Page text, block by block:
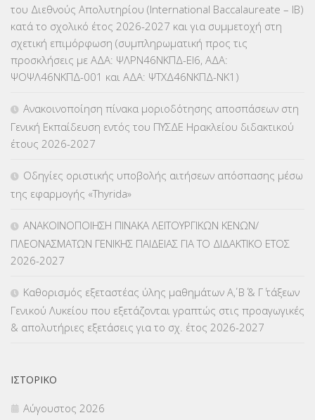
ΕΥΡΩΠΑΪΚΑ ΠΡΟΓΡΑΜΜΑΤΑ(230)
ΚΕΣΥ (60)
ΚΕΣΥΠ(109)
ΚΠγ – ΚΡΑΤΙΚΟ ΠΙΣΤΟΠΟΙΗΤΙΚΟ ΓΛΩΣΣΟΜΑΘΕΙΑΣ(135)
ΚΠπ- ΚΡΑΤΙΚΟ ΠΙΣΤΟΠΟΙΗΤΙΚΟ ΠΛΗΡΟΦΟΡΙΚΗΣ
ΛΟΙΠΑ(309)
ΜΕΤΑΘΕΣΕΙΣ-ΤΟΠΟΘΕΤΗΣΕΙΣ ΒΕΛΤΙΩΣΕΙΣ(319)
ΜΕΤΑΦΟΡΑ ΜΑΘΗΤΩΝ(3)
ΟΙΚΟΝΟΜΙΚΑ ΘΕΜΑΤΑ
Π.Ε.Κ. ΗΡΑΚΛΕΙΟΥ
του Διεθνούς Απολυτηρίου (International Baccalaureate – IB)
κατά το σχολικό έτος 2026-2027 και για συμμετοχή στη
σχετική επιμόρφωση (συμπληρωματική προς τις
προσκλήσεις με ΑΔΑ: ΨΛΡΝ46ΝΚΠΔ-ΕΙ6, ΑΔΑ:
ΨΟΨΛ46ΝΚΠΔ-001 και ΑΔΑ: ΨΤΧΔ46ΝΚΠΔ-ΝΚ1)
Ανακοινοποίηση πίνακα μοριοδότησης αποσπάσεων στη
Γενική Εκπαίδευση εντός του ΠΥΣΔΕ Ηρακλείου διδακτικού
έτους 2026-2027
Οδηγίες οριστικής υποβολής αιτήσεων απόσπασης μέσω
της εφαρμογής «Thyrida»
ΑΝΑΚΟΙΝΟΠΟΙΗΣΗ ΠΙΝΑΚΑ ΛΕΙΤΟΥΡΓΙΚΩΝ ΚΕΝΩΝ/
ΠΛΕΟΝΑΣΜΑΤΩΝ ΓΕΝΙΚΗΣ ΠΑΙΔΕΙΑΣ ΓΙΑ ΤΟ ΔΙΔΑΚΤΙΚΟ ΕΤΟΣ
2026-2027
Καθορισμός εξεταστέας ύλης μαθημάτων Α΄, Β΄ & Γ΄ τάξεων
Γενικού Λυκείου που εξετάζονται γραπτώς στις προαγωγικές
& απολυτήριες εξετάσεις για το σχ. έτος 2026-2027
ΙΣΤΟΡΙΚΌ
Αύγουστος 2026